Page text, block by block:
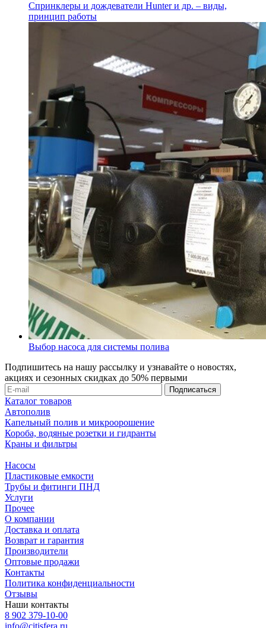
Спринклеры и дождеватели Hunter и др. – виды,
принцип работы
Выбор насоса для системы полива
Подпишитесь на нашу рассылку и узнавайте о новостях,
акциях и сезонных скидках до 50% первыми
Каталог товаров
Автополив
Капельный полив и микроорошение
Короба, водяные розетки и гидранты
Краны и фильтры
Насосы
Пластиковые емкости
Трубы и фитинги ПНД
Услуги
Прочее
О компании
Доставка и оплата
Возврат и гарантия
Производители
Оптовые продажи
Контакты
Политика конфиденциальности
Отзывы
Наши контакты
8 902 379-10-00